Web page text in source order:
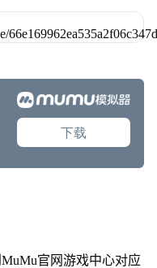
官网游戏中心对应